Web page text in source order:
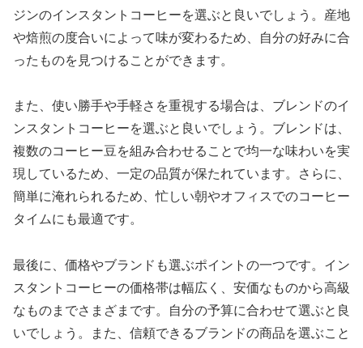
ジンのインスタントコーヒーを選ぶと良いでしょう。産地
や焙煎の度合いによって味が変わるため、自分の好みに合
ったものを見つけることができます。
また、使い勝手や手軽さを重視する場合は、ブレンドのイ
ンスタントコーヒーを選ぶと良いでしょう。ブレンドは、
複数のコーヒー豆を組み合わせることで均一な味わいを実
現しているため、一定の品質が保たれています。さらに、
簡単に淹れられるため、忙しい朝やオフィスでのコーヒー
タイムにも最適です。
最後に、価格やブランドも選ぶポイントの一つです。イン
スタントコーヒーの価格帯は幅広く、安価なものから高級
なものまでさまざまです。自分の予算に合わせて選ぶと良
いでしょう。また、信頼できるブランドの商品を選ぶこと